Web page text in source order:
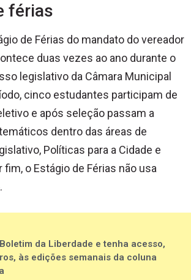
férias
de Férias do mandato do vereador
duas vezes ao ano durante o
legislativo da Câmara Municipal
cinco estudantes participam de
e após seleção passam a
dentro das áreas de
Políticas para a Cidade e
fim, o Estágio de Férias não usa
da Liberdade e tenha acesso,
às edições semanais da coluna